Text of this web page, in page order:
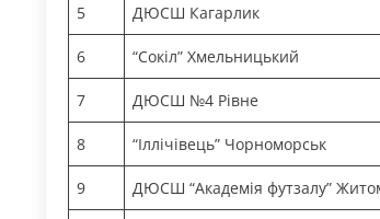
5 ДЮСШ Кагарлик
6 “Сокіл” Хмельницький
7 ДЮСШ №4 Рівне
8 “Іллічівець” Чорноморськ
9 ДЮСШ “Академія футзалу”